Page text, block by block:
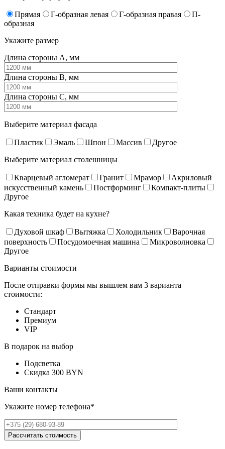
Прямая Г-образная левая Г-образная правая
П-
образная
Укажите размер
Длина стороны A, мм
Длина стороны B, мм
Длина стороны C, мм
Выберите материал фасада
Пластик Эмаль Шпон Массив
Другое
Выберите материал столешницы
Кварцевый агломерат Гранит Мрамор
Акриловый
искусственный камень
Постформинг
Компакт-плиты
Другое
Какая техника будет на кухне?
Духовой шкаф Вытяжка Холодильник
Варочная
поверхность
Посудомоечная машина
Микроволновка
Другое
Варианты стоимости
После отправки формы мы вышлем вам 3 варианта
стоимости:
Стандарт
Премиум
VIP
В подарок на выбор
Подсветка
Скидка 300 BYN
Ваши контакты
Укажите номер телефона*